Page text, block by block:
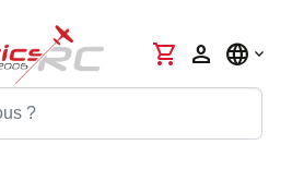
shopping_cart person language